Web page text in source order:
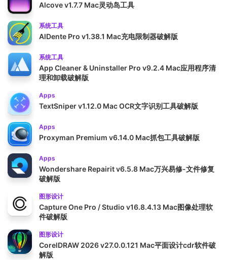
Alcove v1.7.7 Mac灵动岛工具
系统工具
AlDente Pro v1.38.1 Mac充电限制器破解版
系统工具
App Cleaner & Uninstaller Pro v9.2.4 Mac应用程序清
理和卸载破解版
Apps
TextSniper v1.12.0 Mac OCR文字识别工具破解版
Apps
Proxyman Premium v6.14.0 Mac抓包工具破解版
Apps
Wondershare Repairit v6.5.8 Mac万兴易修-文件修复
破解版
图形设计
Capture One Pro / Studio v16.8.4.13 Mac图像处理软
件破解版
图形设计
CorelDRAW 2026 v27.0.0.121 Mac平面设计cdr软件破
解版